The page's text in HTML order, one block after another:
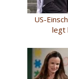
US-
legt